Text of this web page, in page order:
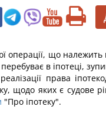
операції, що
в іпотеці,
права
щодо яких є судове
"Про іпотеку".